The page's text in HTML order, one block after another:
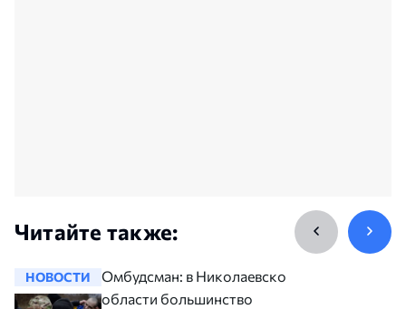
Читайте также:
НОВОСТИ
Омбудсман: в Николаевской
области большинство